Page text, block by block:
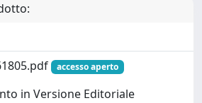
accesso aperto
in Versione Editoriale